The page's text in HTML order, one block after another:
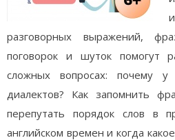
разговорных выражений,
поговорок и шуток помогут
сложных вопросах: почему у
диалектов? Как запомнить
перепутать порядок слов в
английском времен и когда